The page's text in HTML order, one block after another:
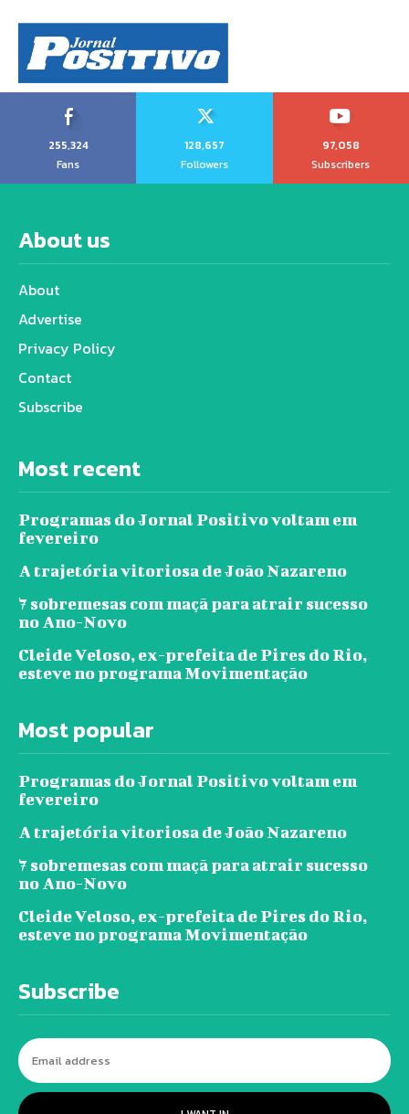
255,324
Fans
128,657
Followers
97,058
Subscribers
About us
About
Advertise
Privacy Policy
Contact
Subscribe
Most recent
Programas do Jornal Positivo voltam em
fevereiro
A trajetória vitoriosa de João Nazareno
7 sobremesas com maçã para atrair sucesso
no Ano-Novo
Cleide Veloso, ex-prefeita de Pires do Rio,
esteve no programa Movimentação
Most popular
Programas do Jornal Positivo voltam em
fevereiro
A trajetória vitoriosa de João Nazareno
7 sobremesas com maçã para atrair sucesso
no Ano-Novo
Cleide Veloso, ex-prefeita de Pires do Rio,
esteve no programa Movimentação
Subscribe